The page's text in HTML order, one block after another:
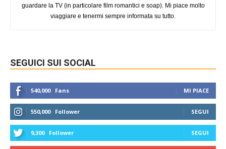
guardare la TV (in particolare film romantici e soap). Mi piace molto
viaggiare e tenermi sempre informata su tutto.
SEGUICI SUI SOCIAL
540,000 Fans MI PIACE
550,000 Follower SEGUI
9,300 Follower SEGUI